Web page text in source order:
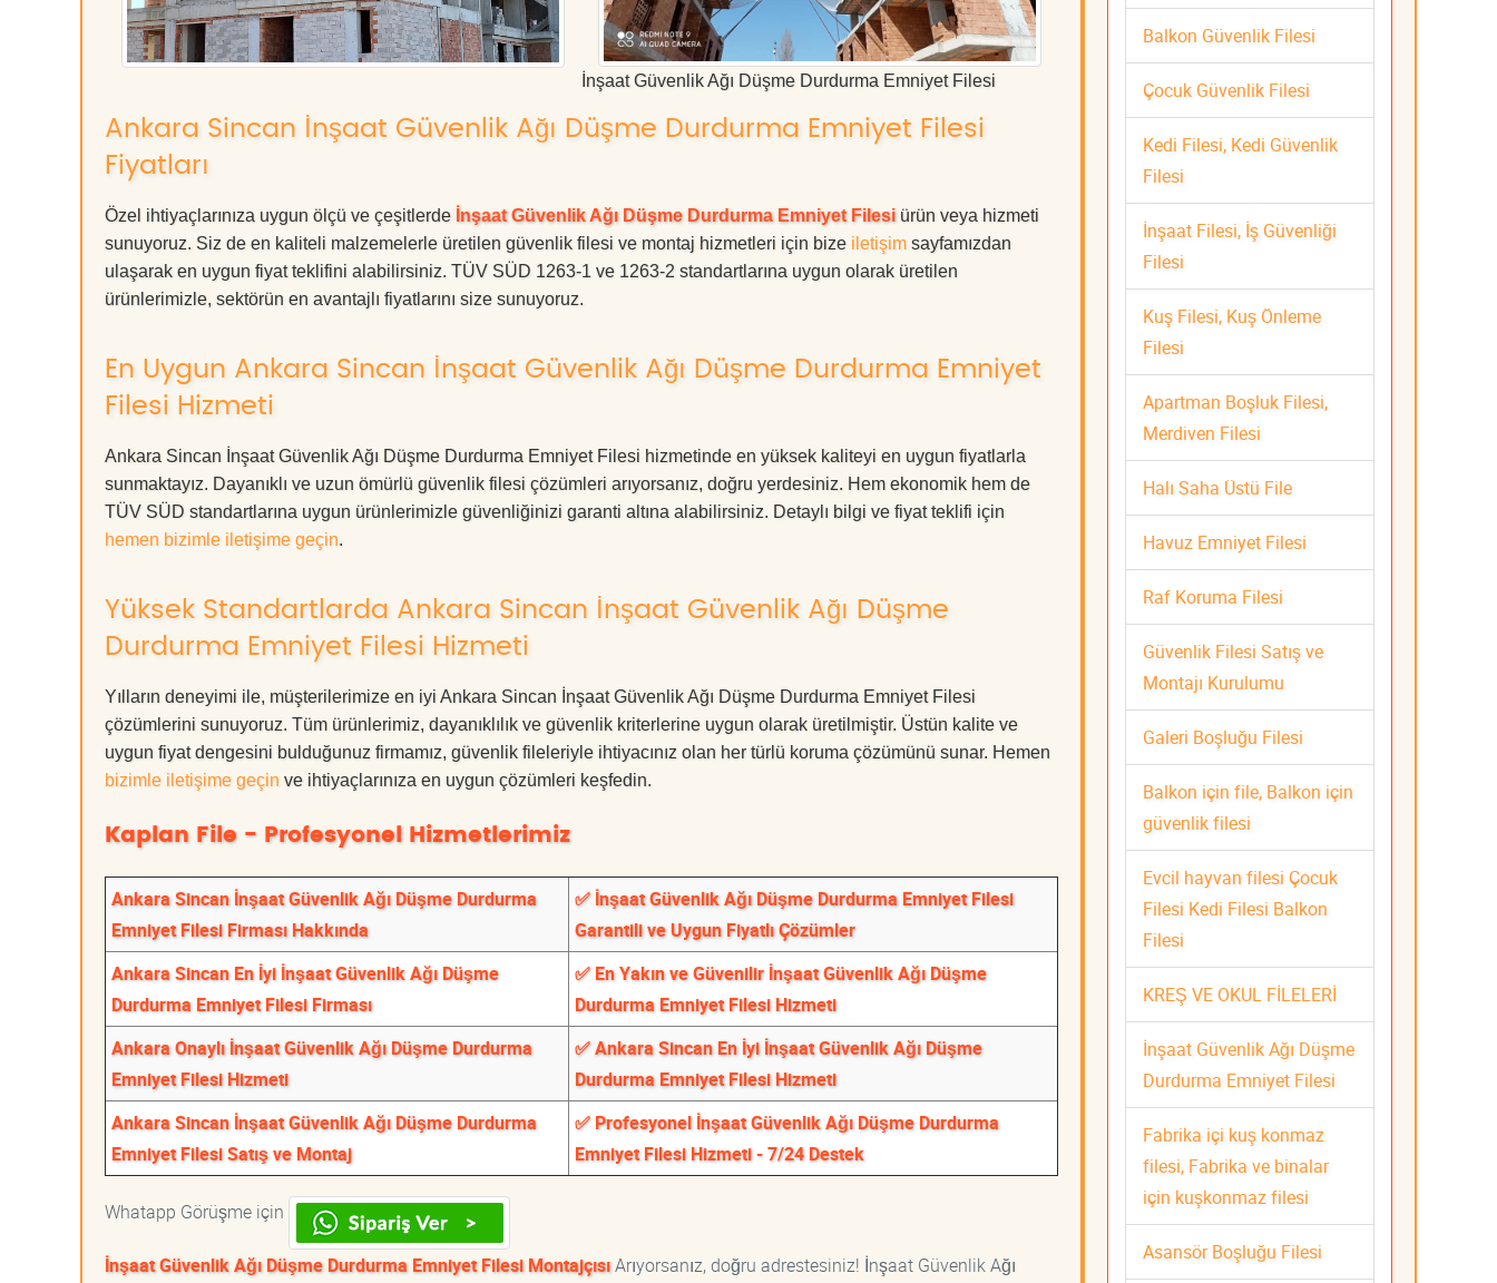
İnşaat Güvenlik Ağı Düşme Durdurma Emniyet Filesi
Ankara Sincan İnşaat Güvenlik Ağı Düşme Durdurma Emniyet Filesi
Fiyatları
Özel ihtiyaçlarınıza uygun ölçü ve çeşitlerde İnşaat Güvenlik Ağı Düşme Durdurma Emniyet Filesi ürün veya hizmeti
sunuyoruz. Siz de en kaliteli malzemelerle üretilen güvenlik filesi ve montaj hizmetleri için bize iletişim sayfamızdan
ulaşarak en uygun fiyat teklifini alabilirsiniz. TÜV SÜD 1263-1 ve 1263-2 standartlarına uygun olarak üretilen
ürünlerimizle, sektörün en avantajlı fiyatlarını size sunuyoruz.
En Uygun Ankara Sincan İnşaat Güvenlik Ağı Düşme Durdurma Emniyet
Filesi Hizmeti
Ankara Sincan İnşaat Güvenlik Ağı Düşme Durdurma Emniyet Filesi hizmetinde en yüksek kaliteyi en uygun fiyatlarla
sunmaktayız. Dayanıklı ve uzun ömürlü güvenlik filesi çözümleri arıyorsanız, doğru yerdesiniz. Hem ekonomik hem de
TÜV SÜD standartlarına uygun ürünlerimizle güvenliğinizi garanti altına alabilirsiniz. Detaylı bilgi ve fiyat teklifi için
hemen bizimle iletişime geçin.
Yüksek Standartlarda Ankara Sincan İnşaat Güvenlik Ağı Düşme
Durdurma Emniyet Filesi Hizmeti
Yılların deneyimi ile, müşterilerimize en iyi Ankara Sincan İnşaat Güvenlik Ağı Düşme Durdurma Emniyet Filesi
çözümlerini sunuyoruz. Tüm ürünlerimiz, dayanıklılık ve güvenlik kriterlerine uygun olarak üretilmiştir. Üstün kalite ve
uygun fiyat dengesini bulduğunuz firmamız, güvenlik fileleriyle ihtiyacınız olan her türlü koruma çözümünü sunar. Hemen
bizimle iletişime geçin ve ihtiyaçlarınıza en uygun çözümleri keşfedin.
Kaplan File - Profesyonel Hizmetlerimiz
Ankara Sincan İnşaat Güvenlik Ağı Düşme Durdurma
Emniyet Filesi Firması Hakkında
✅ İnşaat Güvenlik Ağı Düşme Durdurma Emniyet Filesi
Garantili ve Uygun Fiyatlı Çözümler
Ankara Sincan En İyi İnşaat Güvenlik Ağı Düşme
Durdurma Emniyet Filesi Firması
✅ En Yakın ve Güvenilir İnşaat Güvenlik Ağı Düşme
Durdurma Emniyet Filesi Hizmeti
Ankara Onaylı İnşaat Güvenlik Ağı Düşme Durdurma
Emniyet Filesi Hizmeti
✅ Ankara Sincan En İyi İnşaat Güvenlik Ağı Düşme
Durdurma Emniyet Filesi Hizmeti
Ankara Sincan İnşaat Güvenlik Ağı Düşme Durdurma
Emniyet Filesi Satış ve Montaj
✅ Profesyonel İnşaat Güvenlik Ağı Düşme Durdurma
Emniyet Filesi Hizmeti - 7/24 Destek
Whatapp Görüşme için
İnşaat Güvenlik Ağı Düşme Durdurma Emniyet Filesi MontajçısıArıyorsanız, doğru adrestesiniz! İnşaat Güvenlik Ağı
Balkon Güvenlik Filesi
Çocuk Güvenlik Filesi
Kedi Filesi, Kedi Güvenlik
Filesi
İnşaat Filesi, İş Güvenliği
Filesi
Kuş Filesi, Kuş Önleme
Filesi
Apartman Boşluk Filesi,
Merdiven Filesi
Halı Saha Üstü File
Havuz Emniyet Filesi
Raf Koruma Filesi
Güvenlik Filesi Satış ve
Montajı Kurulumu
Galeri Boşluğu Filesi
Balkon için file, Balkon için
güvenlik filesi
Evcil hayvan filesi Çocuk
Filesi Kedi Filesi Balkon
Filesi
KREŞ VE OKUL FİLELERİ
İnşaat Güvenlik Ağı Düşme
Durdurma Emniyet Filesi
Fabrika içi kuş konmaz
filesi, Fabrika ve binalar
için kuşkonmaz filesi
Asansör Boşluğu Filesi